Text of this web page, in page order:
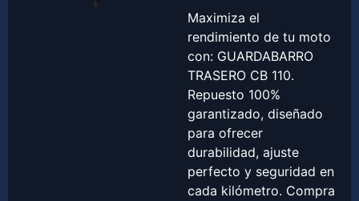
Maximiza el
rendimiento de tu moto
con: GUARDABARRO
TRASERO CB 110.
Repuesto 100%
garantizado, diseñado
para ofrecer
durabilidad, ajuste
perfecto y seguridad en
cada kilómetro. Compra